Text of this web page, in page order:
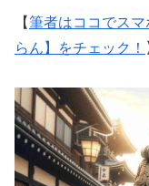
【筆者はココでス
らん】をチェック！